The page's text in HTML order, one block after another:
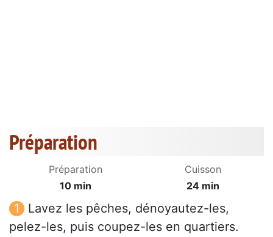
Préparation
Préparation
10 min
Cuisson
24 min
Lavez les pêches, dénoyautez-les,
pelez-les, puis coupez-les en quartiers.